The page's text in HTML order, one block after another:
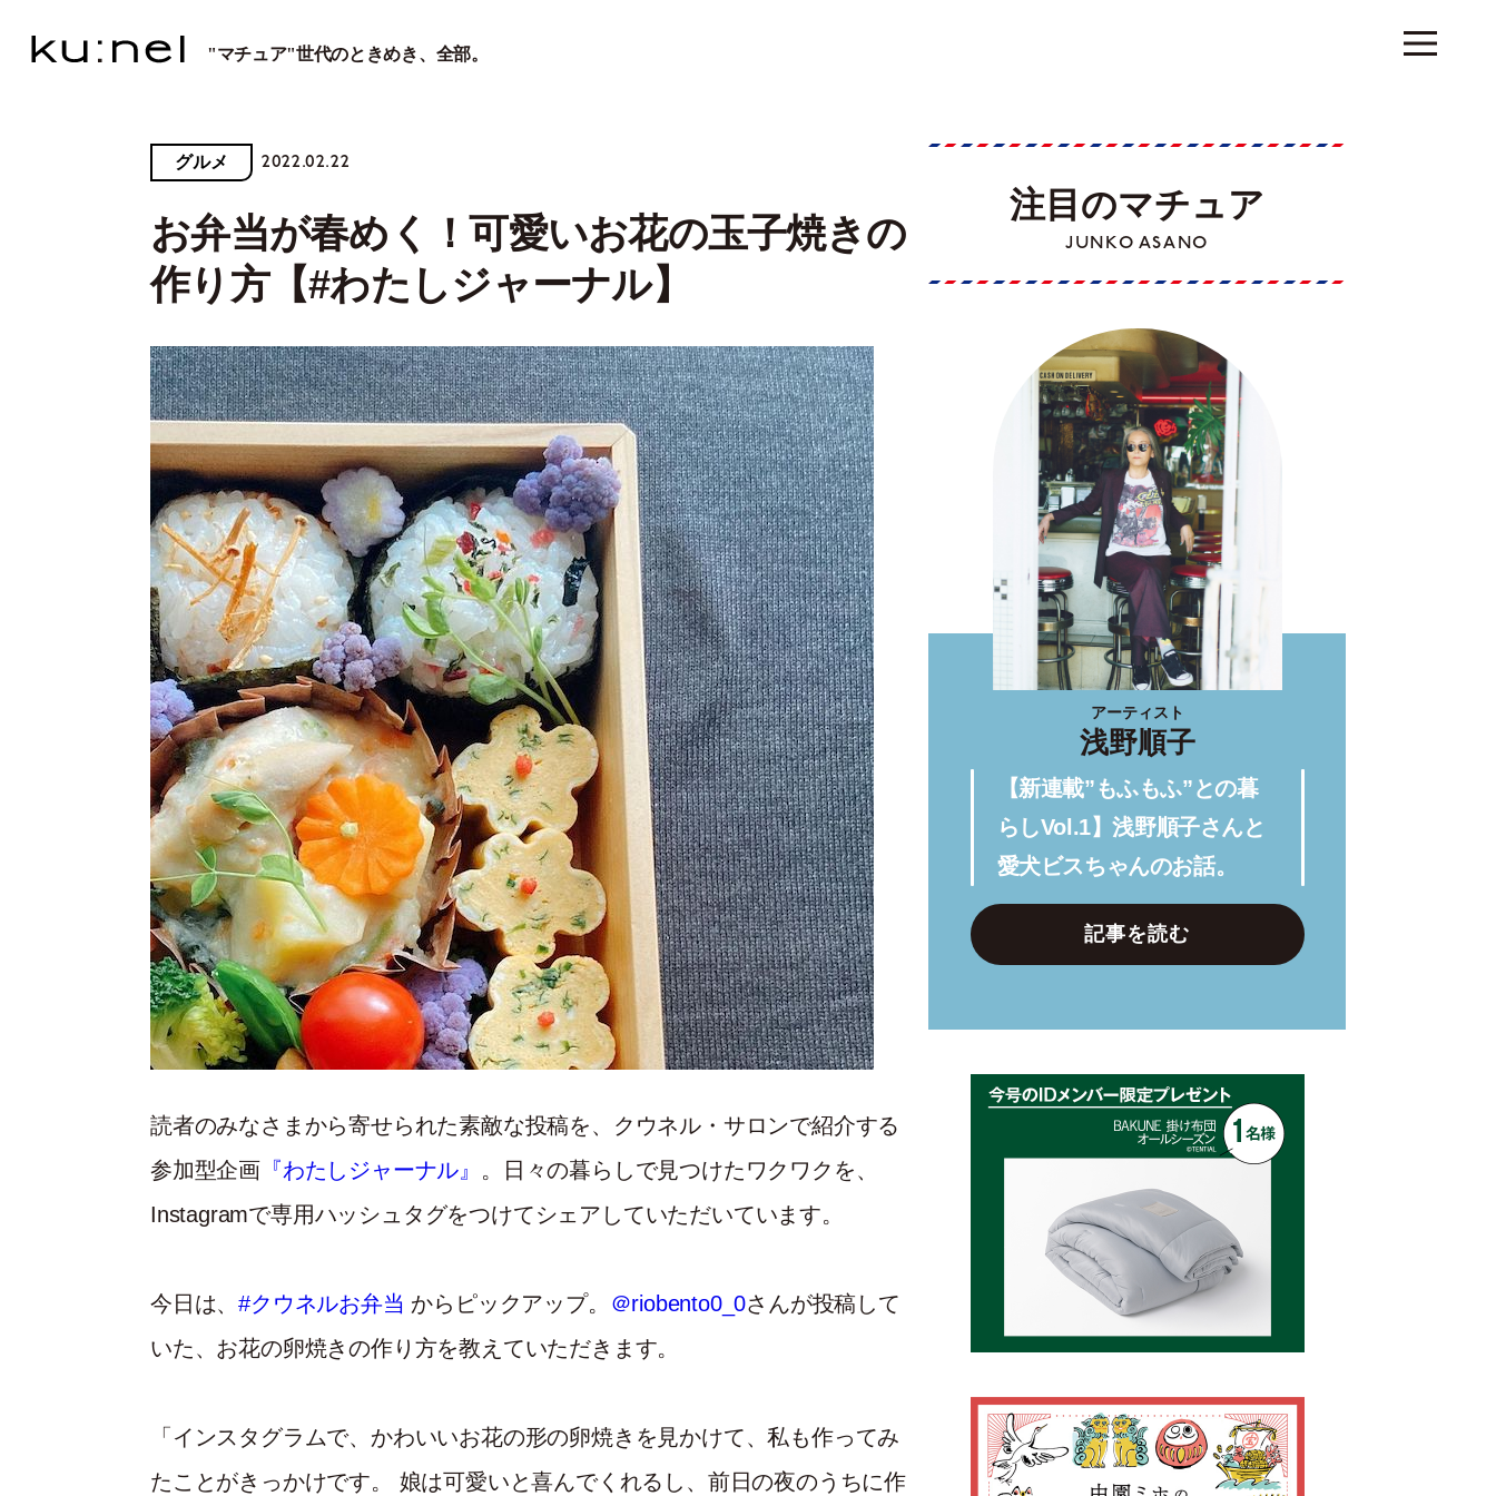
"マチュア"世代のときめき、全部。
グルメ 2022.02.22
お弁当が春めく！可愛いお花の玉子焼きの
作り方【#わたしジャーナル】
読者のみなさまから寄せられた素敵な投稿を、クウネル・サロンで紹介する
参加型企画 『わたしジャーナル』 。日々の暮らしで見つけたワクワクを、
Instagramで専用ハッシュタグをつけてシェアしていただいています。
今日は、#クウネルお弁当 からピックアップ。 ＠riobento0_0さんが投稿して
いた、お花の卵焼きの作り方を教えていただきます。
「インスタグラムで、かわいいお花の形の卵焼きを見かけて、私も作ってみ
たことがきっかけです。 娘は可愛いと喜んでくれるし、前日の夜のうちに作
注目のマチュア
JUNKO ASANO
アーティスト
浅野順子
【新連載”もふもふ”との暮
らしVol.1】浅野順子さんと
愛犬ビスちゃんのお話。
記事を読む